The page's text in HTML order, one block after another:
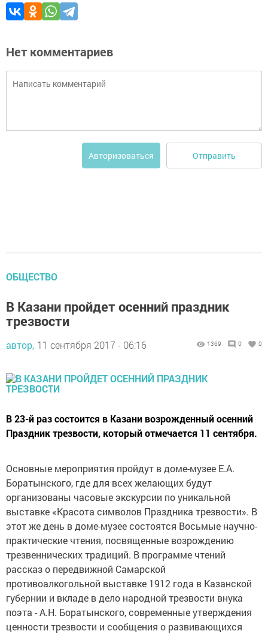
Нет комментариев
Авторизоваться Отправить
ОБЩЕСТВО
В Казани пройдет осенний праздник
трезвости
автор, 11 сентября 2017 - 06:16 1369 0 0
В 23-й раз состоится в Казани возрожденный осенний
Праздник трезвости, который отмечается 11 сентября.
Основные мероприятия пройдут в доме-музее Е.А.
Боратынского, где для всех желающих будут
организованы часовые экскурсии по уникальной
выставке «Красота символов Праздника трезвости». В
этот же день в доме-музее состоятся Восьмые научно-
практические чтения, посвященные возрождению
трезвеннических традиций. В программе чтений
рассказ о передвижной Самарской
противоалкогольной выставке 1912 года в Казанской
губернии и вкладе в дело народной трезвости внука
поэта - А.Н. Боратынского, современные утверждения
ценности трезвости и сообщения о развивающихся